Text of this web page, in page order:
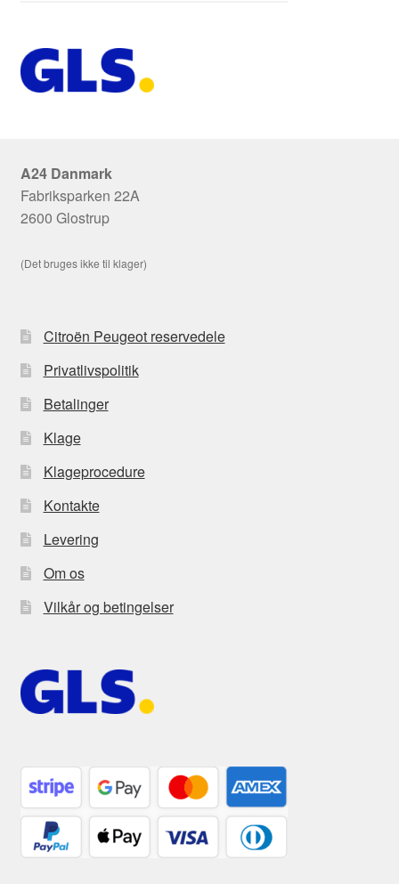
A24 Danmark
Fabriksparken 22A
2600 Glostrup
(Det bruges ikke til klager)
Citroën Peugeot reservedele
Privatlivspolitik
Betalinger
Klage
Klageprocedure
Kontakte
Levering
Om os
Vilkår og betingelser